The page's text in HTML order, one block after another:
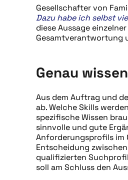
Gesellschafter von
Dazu habe ich selbst
diese Aussage
Gesamtverantwortung
Genau
Aus dem Auftrag und
ab. Welche Skills
spezifische Wissen
sinnvolle und gute
Anforderungsprofils im
Entscheidung
qualifizierten
soll am Schluss den